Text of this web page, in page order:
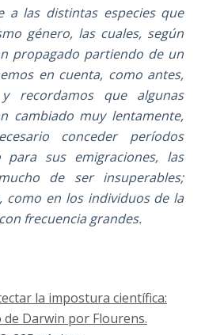
a las distintas especies que
género, las cuales, según
propagado partiendo de un
en cuenta, como antes,
recordamos que algunas
cambiado muy lentamente,
conceder períodos
sus emigraciones, las
de ser insuperables;
como en los individuos de la
frecuencia grandes.
la impostura científica:
de Darwin por Flourens.